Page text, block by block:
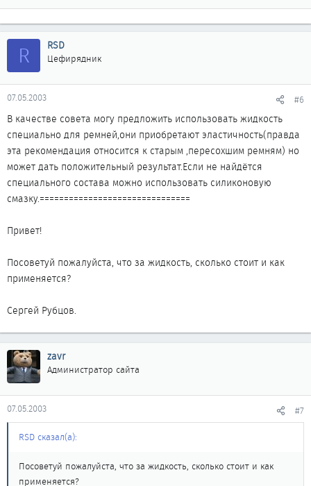
R RSD
Цефирядник
07.05.2003 #6
В качестве совета могу предложить использовать жидкость
специально для ремней,они приобретают эластичность(правда
эта рекомендация относится к старым ,пересохшим ремням) но
может дать положительный результат.Если не найдётся
специального состава можно использовать силиконовую
смазку.===============================
Привет!
Посоветуй пожалуйста, что за жидкость, сколько стоит и как
применяется?
Сергей Рубцов.
zavr
Администратор сайта
07.05.2003 #7
RSD сказал(а):
Посоветуй пожалуйста, что за жидкость, сколько стоит и как
применяется?